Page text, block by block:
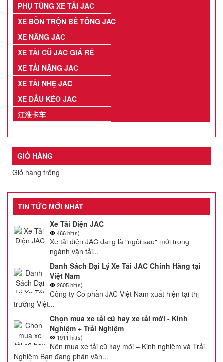
PHỤ TÙNG XE TẢI JAC
XE BỒN TRỘN BÊ TÔNG JAC
XE NÂNG JAC
XE TẢI CŨ JAC GIÁ RẺ
XE TẢI NẶNG JAC
XE TẢI NHẸ JAC
XE ĐẦU KÉO JAC
江淮卡车
GIỎ HÀNG
Giỏ hàng trống
TIN TỨC MỚI NHẤT
Xe Tải Điện JAC
466 hit(s)
Xe tải điện JAC đang là "ngôi sao" mới trong
ngành vận tải...
Danh Sách Đại Lý Xe Tải JAC Chính Hãng tại
Việt Nam
2605 hit(s)
Công ty Cổ phần JAC Việt Nam xuất hiện tại thị
trường Việt...
Chọn mua xe tải cũ hay xe tải mới - Kinh
Nghiệm + Trải Nghiệm
1911 hit(s)
Nên mua xe tải cũ hay mới – Kinh nghiệm và Trải
Nghiệm Bạn đang phân vân...